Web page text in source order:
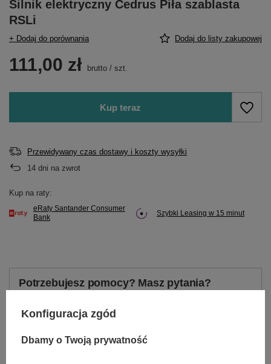
Silnik elektryczny Cedrus Piła szablasta
RSLi
+ Dodaj do porównania Dodaj do listy zakupowej
111,00 zł brutto / szt.
Kup teraz
Przewidywany czas dostawy i koszty wysyłki
14 dni na zwrot
Kup na raty:
eRaty Santander Consumer
Bank
Szybki Leasing w 15 minut
Potrzebujesz pomocy? Masz pytania?
najciekawsze pytania i odpowiedzi publikując
dla innych.
Konfiguracja zgód
Dbamy o Twoją prywatność